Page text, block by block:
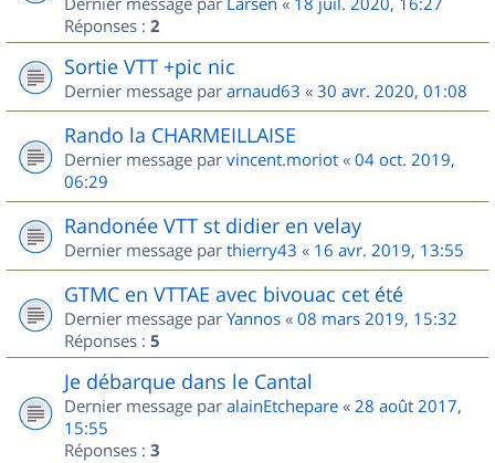
Réponses : 2
Sortie VTT +pic nic
Dernier message par arnaud63 « 30 avr. 2020, 01:08
Rando la CHARMEILLAISE
Dernier message par vincent.moriot « 04 oct. 2019,
06:29
Randonée VTT st didier en velay
Dernier message par thierry43 « 16 avr. 2019, 13:55
GTMC en VTTAE avec bivouac cet été
Dernier message par Yannos « 08 mars 2019, 15:32
Réponses : 5
Je débarque dans le Cantal
Dernier message par alainEtchepare « 28 août 2017,
15:55
Réponses : 3